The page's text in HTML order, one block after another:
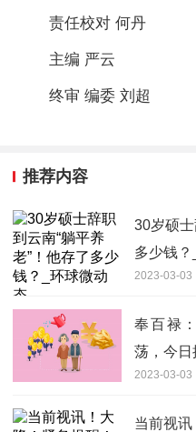
责任校对 何丹
主编 严云
终审 编委 刘超
推荐内容
30岁硕
多少钱
2023-03-03
奉百禄
荡，今
2023-03-03
当前视讯